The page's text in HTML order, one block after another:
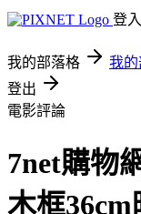
登入
我的部落格 我的
登出
電影評論
7net購物
木框